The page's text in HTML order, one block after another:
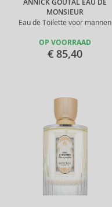
ANNICK GOUTAL EAU DE
MONSIEUR
Eau de Toilette voor mannen
OP VOORRAAD
€ 85,40